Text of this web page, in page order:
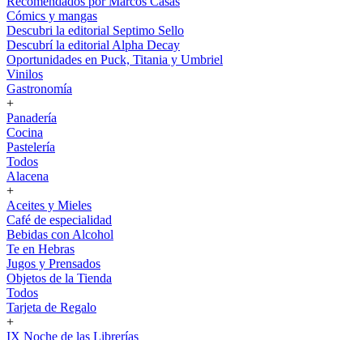
Cómics y mangas
Descubri la editorial Septimo Sello
Descubrí la editorial Alpha Decay
Oportunidades en Puck, Titania y Umbriel
Vinilos
Gastronomía
+
Panadería
Cocina
Pastelería
Todos
Alacena
+
Aceites y Mieles
Café de especialidad
Bebidas con Alcohol
Te en Hebras
Jugos y Prensados
Objetos de la Tienda
Todos
Tarjeta de Regalo
+
IX Noche de las Librerías